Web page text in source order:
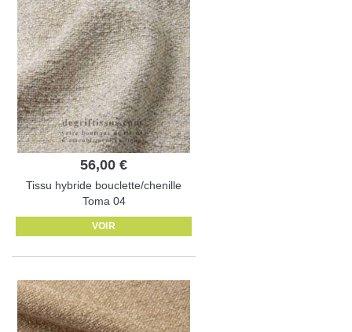
56,00 €
Tissu hybride bouclette/chenille
Toma 04
VOIR